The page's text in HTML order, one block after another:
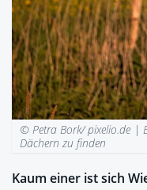
© Petra Bork/ pixelio.de |
Dächern zu finden
Kaum einer ist sich